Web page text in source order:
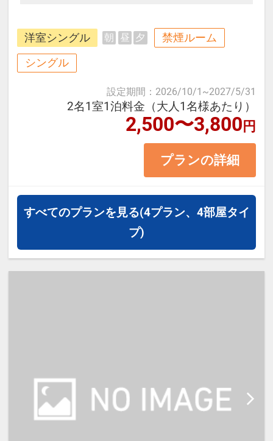
・添い寝の設定はございません。
・こちらのホテルは一般的なホテル
トなスペース内の
トイレ・シャワースペースの上に
ベッドを置くタイプのお部屋となり
ジにて内容をご確認の上お申込をお
願い致します。
・床上からはハシゴでベッドにお上
がりいただきます（床上からの高さ
ご宿泊の60日前までご予約頂けま
す。
洋室シングル 朝 昼 夕 禁煙ルーム
シングル
設定期間 ： 2026/10/1 ~2027/5/31
2名1室1泊料金（大人1名様あたり）
2,500〜3,800円
プランの詳細
すべてのプランを見る(4プラン、4部屋タイ
プ)